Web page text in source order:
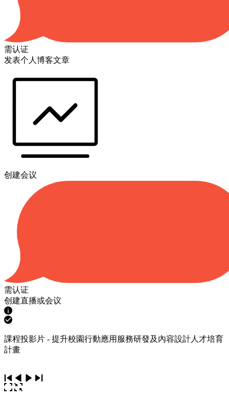
需认证
发表个人博客文章
创建会议
需认证
创建直播或会议
課程投影片 - 提升校園行動應用服務研發及內容設計人才培育
計畫